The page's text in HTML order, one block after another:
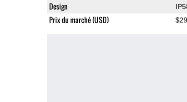
Design
Prix du marché (USD)